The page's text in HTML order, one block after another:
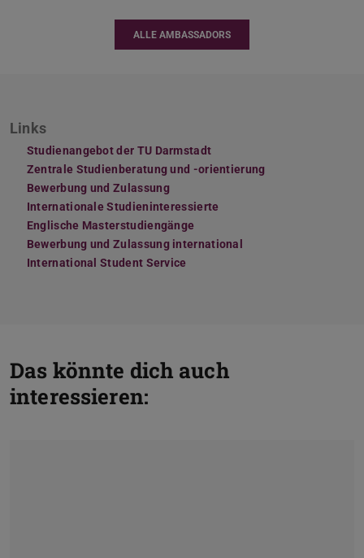
ALLE AMBASSADORS
Links
Studienangebot der TU Darmstadt
Zentrale Studienberatung und -orientierung
Bewerbung und Zulassung
Internationale Studieninteressierte
Englische Masterstudiengänge
Bewerbung und Zulassung international
International Student Service
Das könnte dich auch
interessieren: